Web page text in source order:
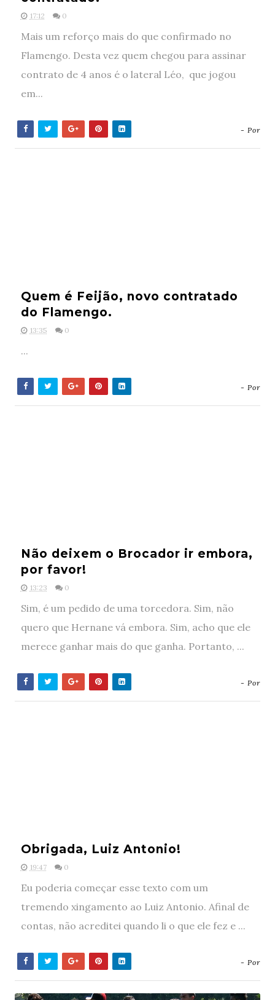
17:12 0
Mais um reforço mais do que confirmado no
Flamengo. Desta vez quem chegou para assinar
contrato de 4 anos é o lateral Léo, que jogou
em...
- Por
Quem é Feijão, novo contratado
do Flamengo.
13:35 0
...
- Por
Não deixem o Brocador ir embora,
por favor!
13:23 0
Sim, é um pedido de uma torcedora. Sim, não
quero que Hernane vá embora. Sim, acho que ele
merece ganhar mais do que ganha. Portanto, ...
- Por
Obrigada, Luiz Antonio!
19:47 0
Eu poderia começar esse texto com um
tremendo xingamento ao Luiz Antonio. Afinal de
contas, não acreditei quando li o que ele fez e ...
- Por